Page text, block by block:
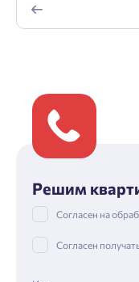
Решим
Согласен на
Согласен